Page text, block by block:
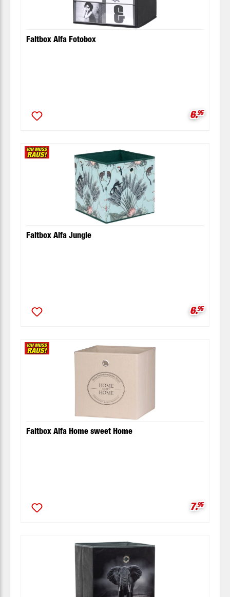
Faltbox Alfa Fotobox
6.95
Faltbox Alfa Jungle
6.95
Faltbox Alfa Home sweet Home
7.95